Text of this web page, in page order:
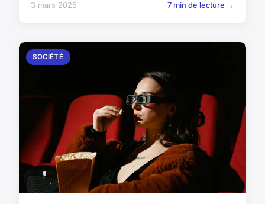
3 mars 2025 7 min de lecture →
SOCIÉTÉ